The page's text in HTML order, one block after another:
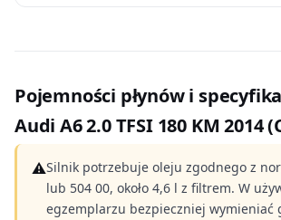
Pojemności płynów i
Audi A6 2.0 TFSI 180 KM 2014
⚠Silnik potrzebuje oleju zgodnego z
lub 504 00, około 4,6 l z filtrem. W
egzemplarzu bezpieczniej wymieniać